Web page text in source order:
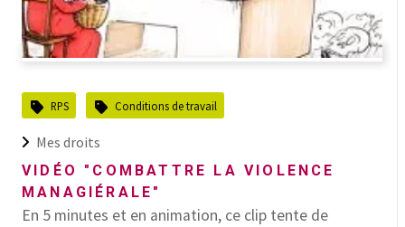
RPS Conditions de travail
Mes droits
VIDÉO "COMBATTRE LA VIOLENCE
MANAGIÉRALE"
En 5 minutes et en animation, ce clip tente de